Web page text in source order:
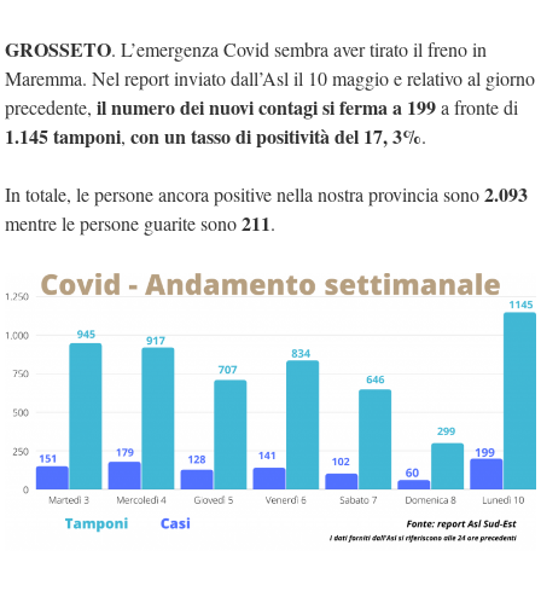
GROSSETO. L’emergenza Covid sembra aver tirato il freno in
Maremma. Nel report inviato dall’Asl il 10 maggio e relativo al giorno
precedente, il numero dei nuovi contagi si ferma a 199a fronte di
1.145 tamponi, con un tasso di positività del 17, 3%.
In totale, le persone ancora positive nella nostra provincia sono2.093
mentre le persone guarite sono211.